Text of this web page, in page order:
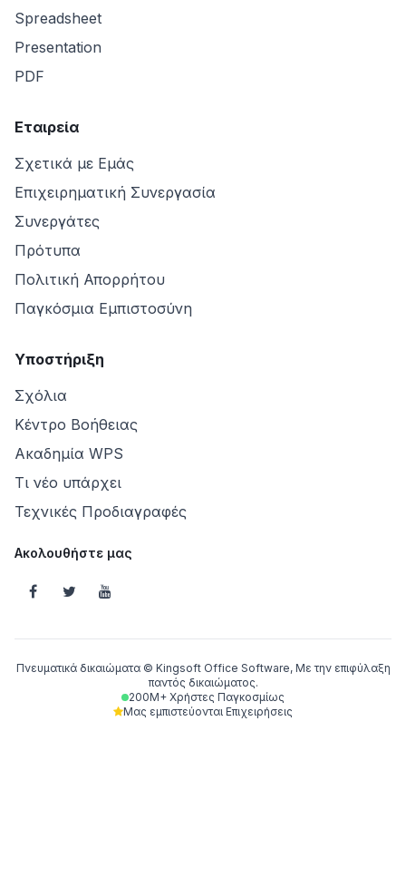
Spreadsheet
Presentation
PDF
Εταιρεία
Σχετικά με Εμάς
Επιχειρηματική Συνεργασία
Συνεργάτες
Πρότυπα
Πολιτική Απορρήτου
Παγκόσμια Εμπιστοσύνη
Υποστήριξη
Σχόλια
Κέντρο Βοήθειας
Ακαδημία WPS
Τι νέο υπάρχει
Τεχνικές Προδιαγραφές
Ακολουθήστε μας
Πνευματικά δικαιώματα © Kingsoft Office Software, Με την επιφύλαξη
παντός δικαιώματος.
200M+ Χρήστες Παγκοσμίως
Μας εμπιστεύονται Επιχειρήσεις